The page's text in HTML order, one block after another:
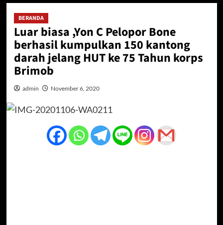
BERANDA
Luar biasa ,Yon C Pelopor Bone
berhasil kumpulkan 150 kantong
darah jelang HUT ke 75 Tahun korps
Brimob
admin November 6, 2020